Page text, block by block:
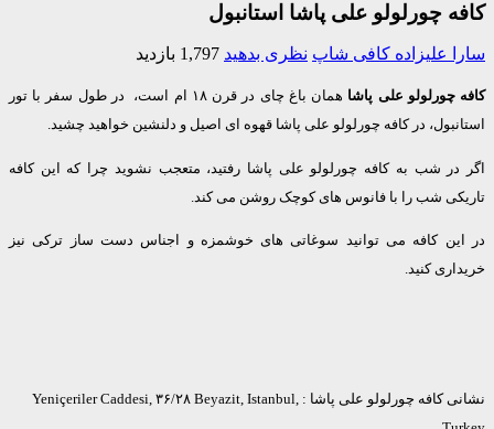
چورلولو علی پاشا استانبول
علیزادهکافی شاپ نظری بدهید 1,797 بازدید
چورلولو علی پاشا
همان باغ چای در قرن ۱۸ ام است، در طول سفر با تور
در کافه چورلولو علی پاشا قهوه ای اصیل و دلنشین خواهید چشید.
شب به کافه چورلولو علی پاشا رفتید، متعجب نشوید چرا که این کافه
شب را با فانوس های کوچک روشن می کند.
کافه می توانید سوغاتی های خوشمزه و اجناس دست ساز ترکی نیز
کنید.
نشانی کافه چورلولو علی پاشا : Yeniçeriler Caddesi, ۳۶/۲۸ Beyazit, Istanbul,